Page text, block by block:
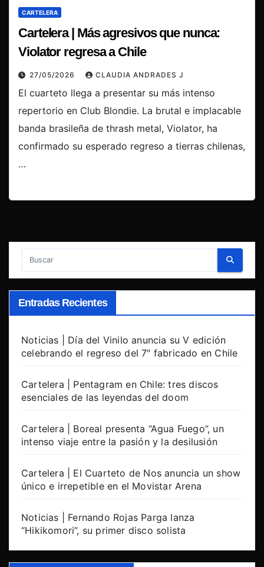
CARTELERA
Cartelera | Más agresivos que nunca:
Violator regresa a Chile
27/05/2026 CLAUDIA ANDRADES J
El cuarteto llega a presentar su más intenso
repertorio en Club Blondie. La brutal e implacable
banda brasileña de thrash metal, Violator, ha
confirmado su esperado regreso a tierras chilenas,
…
Entradas Recientes
Noticias | Día del Vinilo anuncia su V edición
celebrando el regreso del 7″ fabricado en Chile
Cartelera | Pentagram en Chile: tres discos
esenciales de las leyendas del doom
Cartelera | Boreal presenta “Agua Fuego”, un
intenso viaje entre la pasión y la desilusión
Cartelera | El Cuarteto de Nos anuncia un show
único e irrepetible en el Movistar Arena
Noticias | Fernando Rojas Parga lanza
“Hikikomori”, su primer disco solista